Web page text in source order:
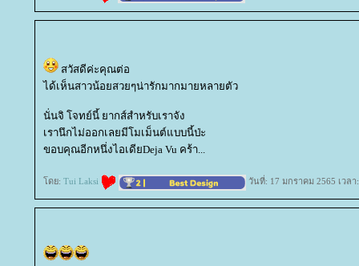
สวัสดีค่ะคุณต่อ
ได้เห็นสาวน้อยสวยๆน่ารักมากมายหลายตัว
นั่นจิ โจทย์นี้ ยากส์สำหรับเราจัง
เรานึกไม่ออกเลยมีโมเม็นต์แบบนี้ป่ะ
ขอบคุณอีกหนึ่งไอเดียDeja Vu คร้า...
ดย: Tui Laksi วันที่: 17 มกราคม 2565 เวลา